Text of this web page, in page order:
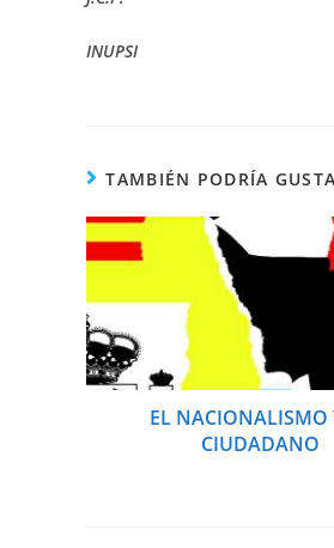
INUPSI
TAMBIÉN PODRÍA
EL NACIONALISMO
CIUDADANO